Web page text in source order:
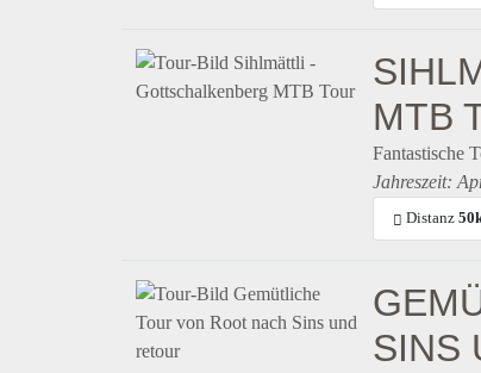
MTB
Fantastische
Jahreszeit:
Distanz
SINS